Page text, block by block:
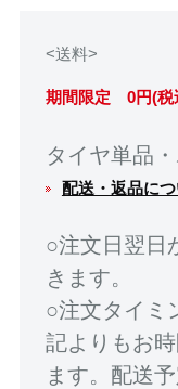
<送料>
期間限定 0円(税
タイヤ単品
配送・返品に
○注文日翌日
きます。
○注文タイミ
記よりもお
ます。配送